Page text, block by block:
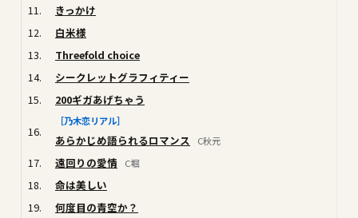
11.
きっかけ
12.
白米様
13.
Threefold choice
14.
シークレットグラフィティー
15.
200ギガあげちゃう
16.
［乃木恋リアル］
あらかじめ語られるロマンス C秋元
17. 遠回りの愛情 C堀
18.
命は美しい
19.
何度目の青空か？